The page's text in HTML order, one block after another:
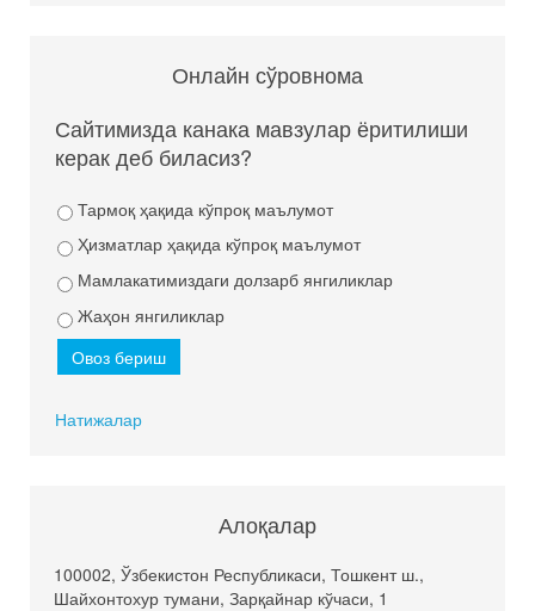
Онлайн сўровнома
Сайтимизда канака мавзулар ёритилиши
керак деб биласиз?
Тармоқ ҳақида кўпроқ маълумот
Ҳизматлар ҳақида кўпроқ маълумот
Мамлакатимиздаги долзарб янгиликлар
Жаҳон янгиликлар
Натижалар
Алоқалар
100002, Ўзбекистон Республикаси, Тошкент ш.,
Шайхонтохур тумани, Зарқайнар кўчаси, 1